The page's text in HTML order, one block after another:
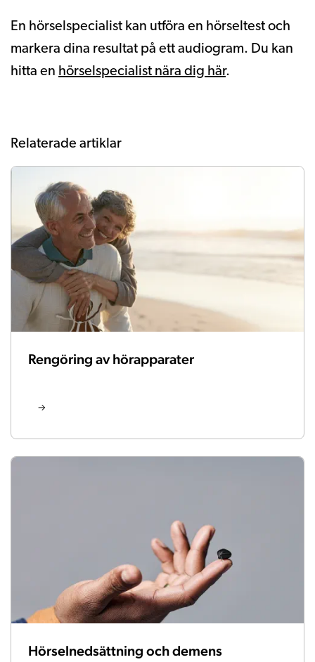
En hörselspecialist kan utföra en hörseltest och
markera dina resultat på ett audiogram. Du kan
hitta en hörselspecialist nära dig här.
Relaterade artiklar
Rengöring av hörapparater
Hörselnedsättning och demens